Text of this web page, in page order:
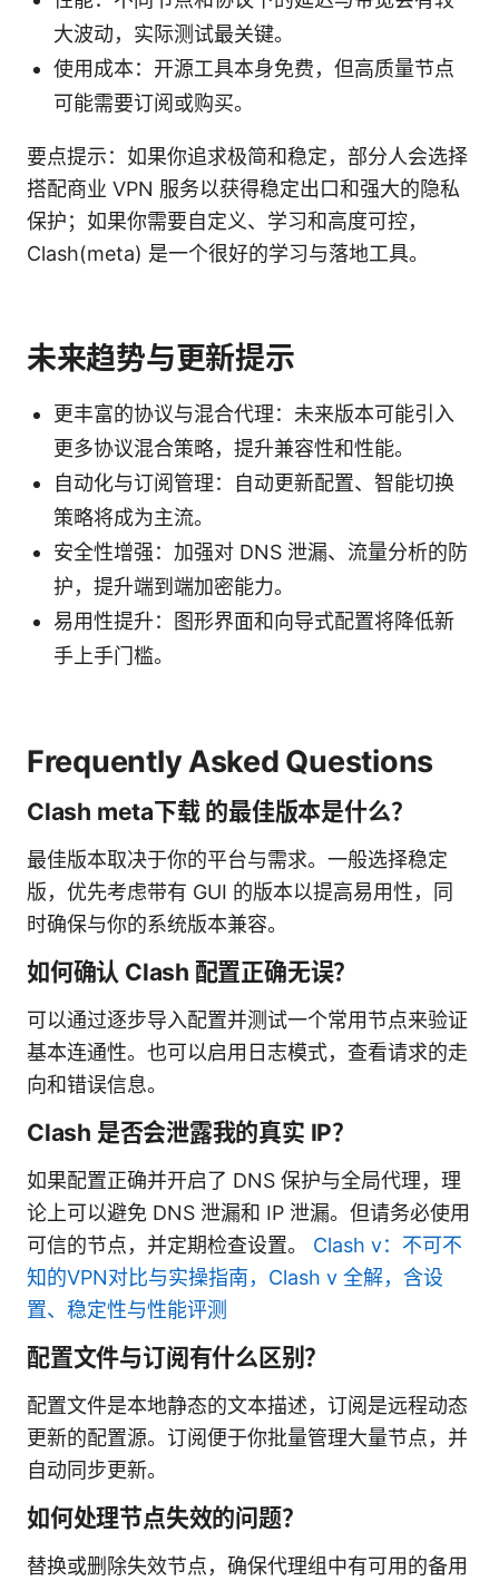
大波动，实际测试最关键。
使用成本：开源工具本身免费，但高质量节点
可能需要订阅或购买。
要点提示：如果你追求极简和稳定，部分人会选择
搭配商业 VPN 服务以获得稳定出口和强大的隐私
保护；如果你需要自定义、学习和高度可控，
Clash(meta) 是一个很好的学习与落地工具。
未来趋势与更新提示
更丰富的协议与混合代理：未来版本可能引入
更多协议混合策略，提升兼容性和性能。
自动化与订阅管理：自动更新配置、智能切换
策略将成为主流。
安全性增强：加强对 DNS 泄漏、流量分析的防
护，提升端到端加密能力。
易用性提升：图形界面和向导式配置将降低新
手上手门槛。
Frequently Asked Questions
Clash meta下载 的最佳版本是什么？
最佳版本取决于你的平台与需求。一般选择稳定
版，优先考虑带有 GUI 的版本以提高易用性，同
时确保与你的系统版本兼容。
如何确认 Clash 配置正确无误？
可以通过逐步导入配置并测试一个常用节点来验证
基本连通性。也可以启用日志模式，查看请求的走
向和错误信息。
Clash 是否会泄露我的真实 IP？
如果配置正确并开启了 DNS 保护与全局代理，理
论上可以避免 DNS 泄漏和 IP 泄漏。但请务必使用
可信的节点，并定期检查设置。 Clash v：不可不
知的VPN对比与实操指南，Clash v 全解，含设
置、稳定性与性能评测
配置文件与订阅有什么区别？
配置文件是本地静态的文本描述，订阅是远程动态
更新的配置源。订阅便于你批量管理大量节点，并
自动同步更新。
如何处理节点失效的问题？
替换或删除失效节点，确保代理组中有可用的备用